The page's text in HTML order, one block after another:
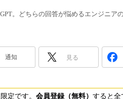
。どちらの回答が悩めるエンジニア
通知 見る
定です。 会員登録（無料） すると全